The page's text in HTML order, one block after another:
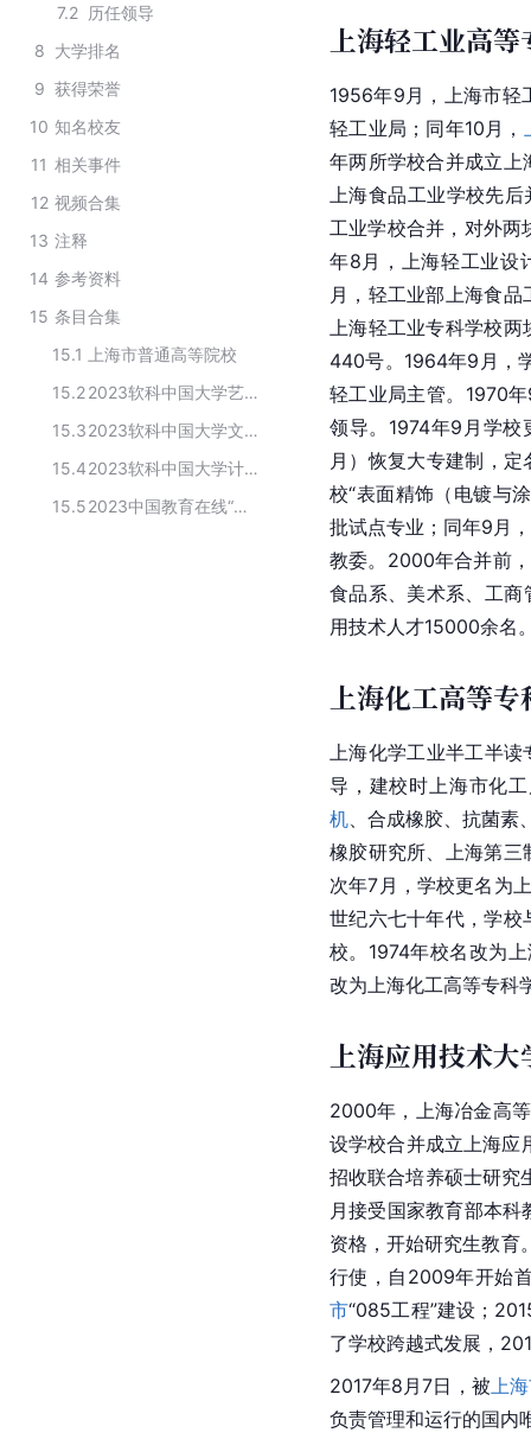
7.2 历任领导
8 大学排名
9 获得荣誉
10 知名校友
11 相关事件
12 视频合集
13 注释
14 参考资料
15 条目合集
15.1
上海市普通高等院校
15.2
2023软科中国大学艺术设计学专业排名
15.3
2023软科中国大学文化产业管理专业排名
15.4
2023软科中国大学计算机科学与技术专业排名
15.5
2023中国教育在线“榜样力量”高招宣传创新本科高校
上海轻工业高
1956年9月，上海市轻
轻工业局；同年10月，
年两所学校合并成立上
上海食品工业学校先
工业学校合并，对外两
年8月，上海轻工业设
月，轻工业部上海食
上海轻工业专科学校
440号。1964年9月，
轻工业局主管。1970
领导。1974年9月学校
月）恢复大专建制，
校“表面精饰（电镀与
批试点专业；同年9月
教委。2000年合并前
食品系、美术系、工商
用技术人才15000余名
上海化工高等
上海化学工业半工半
导，建校时上海市化
机、合成橡胶、抗菌素
橡胶研究所、上海第三
次年7月，学校更名为
世纪六七十年代，学校
校。1974年校名改为
改为上海化工高等专科
上海应用技术
2000年，上海冶金高
设学校合并成立上海应
招收联合培养硕士研究
月接受国家教育部本
资格，开始研究生教育
行使，自2009年开始
市“085工程”建设；
了学校跨越式发展，
2017年8月7日，被上
负责管理和运行的国内